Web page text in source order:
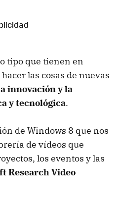
tipo que tienen en
las cosas de nuevas
innovación y la
y tecnológica.
de Windows 8 que nos
de vídeos que
los eventos y las
Research Video